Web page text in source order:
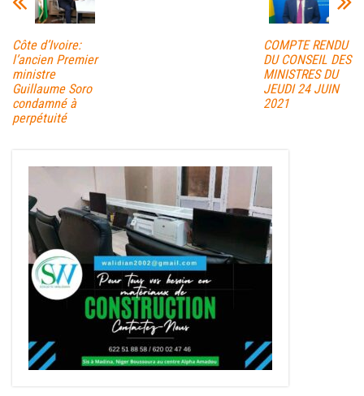
Côte d’Ivoire:
l’ancien Premier
ministre
Guillaume Soro
condamné à
perpétuité
COMPTE RENDU
DU CONSEIL DES
MINISTRES DU
JEUDI 24 JUIN
2021